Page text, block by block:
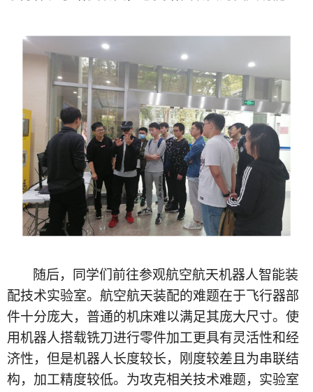
随后，同学们前往参观航空航天机器人智能装
配技术实验室。航空航天装配的难题在于飞行器部
件十分庞大，普通的机床难以满足其庞大尺寸。使
用机器人搭载铣刀进行零件加工更具有灵活性和经
济性，但是机器人长度较长，刚度较差且为串联结
构，加工精度较低。为攻克相关技术难题，实验室